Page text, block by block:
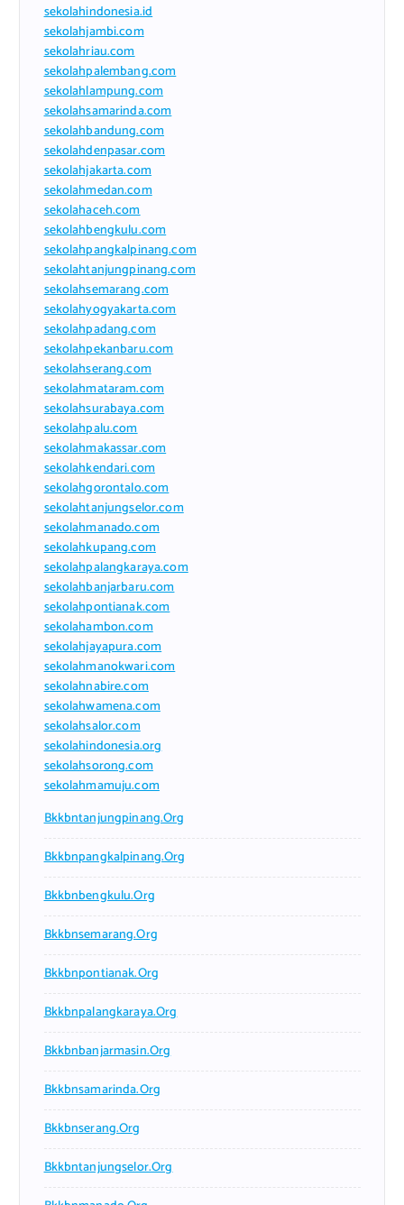
sekolahindonesia.id
sekolahjambi.com
sekolahriau.com
sekolahpalembang.com
sekolahlampung.com
sekolahsamarinda.com
sekolahbandung.com
sekolahdenpasar.com
sekolahjakarta.com
sekolahmedan.com
sekolahaceh.com
sekolahbengkulu.com
sekolahpangkalpinang.com
sekolahtanjungpinang.com
sekolahsemarang.com
sekolahyogyakarta.com
sekolahpadang.com
sekolahpekanbaru.com
sekolahserang.com
sekolahmataram.com
sekolahsurabaya.com
sekolahpalu.com
sekolahmakassar.com
sekolahkendari.com
sekolahgorontalo.com
sekolahtanjungselor.com
sekolahmanado.com
sekolahkupang.com
sekolahpalangkaraya.com
sekolahbanjarbaru.com
sekolahpontianak.com
sekolahambon.com
sekolahjayapura.com
sekolahmanokwari.com
sekolahnabire.com
sekolahwamena.com
sekolahsalor.com
sekolahindonesia.org
sekolahsorong.com
sekolahmamuju.com
Bkkbntanjungpinang.org
Bkkbnpangkalpinang.org
Bkkbnbengkulu.org
Bkkbnsemarang.org
Bkkbnpontianak.org
Bkkbnpalangkaraya.org
Bkkbnbanjarmasin.org
Bkkbnsamarinda.org
Bkkbnserang.org
Bkkbntanjungselor.org